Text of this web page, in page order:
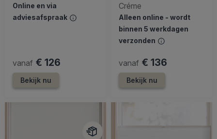
Online en via
adviesafspraak
vanaf € 126
Bekijk nu
Créme
Alleen online - wordt
binnen 5 werkdagen
verzonden
vanaf € 136
Bekijk nu